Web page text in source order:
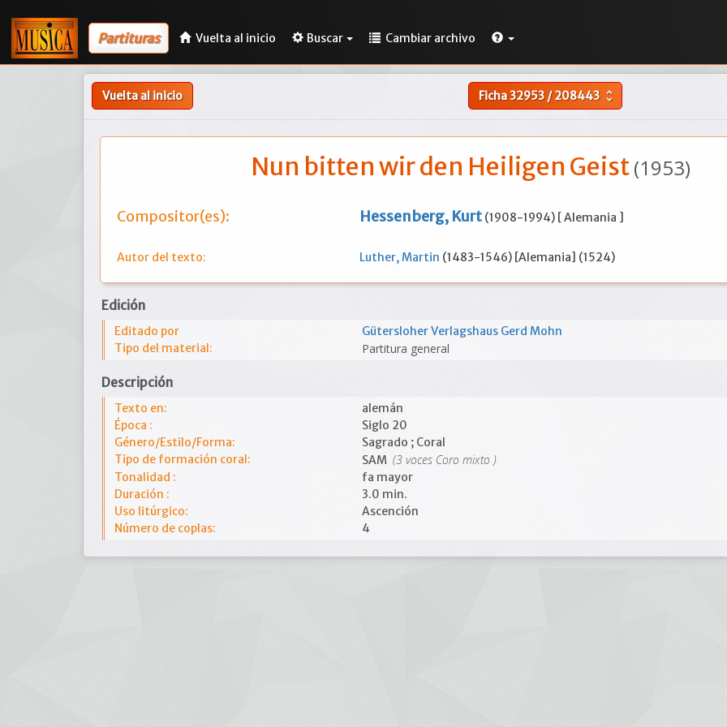
Partituras Vuelta al inicio Buscar Cambiar archivo
Vuelta al inicio Ficha32953/208443 unfold_more
Nun bitten wir den Heiligen Geist(1953)
Compositor(es): Hessenberg, Kurt (1908-1994) [ Alemania ]
Autor del texto: Luther, Martin (1483-1546) [Alemania] (1524)
Edición
Editado por
Gütersloher Verlagshaus Gerd Mohn
Tipo del material:
Partitura general
Descripción
Texto en:
alemán
Época :
Siglo 20
Género/Estilo/Forma:
Sagrado ; Coral
Tipo de formación coral:
SAM (3 voces Coro mixto )
Tonalidad :
fa mayor
Duración :
3.0 min.
Uso litúrgico:
Ascención
Número de coplas:
4